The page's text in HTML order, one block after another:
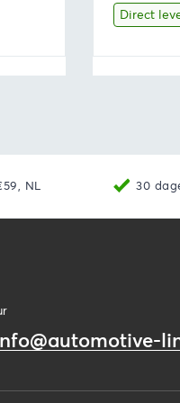
was:
Direct
NL 30